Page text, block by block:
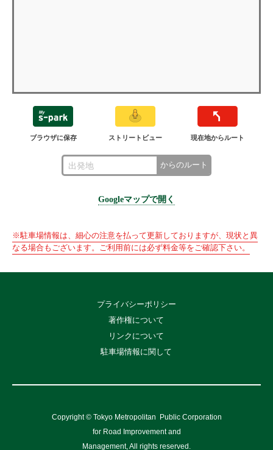
ブラウザに保存 ストリートビュー 現在地からルート
からのルート
Googleマップで開く
※駐車場情報は、細心の注意を払って更新しておりますが、現状と異
なる場合もございます。ご利用前には必ず料金等をご確認下さい。
プライバシーポリシー
著作権について
リンクについて
駐車場情報に関して
Copyright © Tokyo Metropolitan
Public Corporation
for Road Improvement and
Management, All rights reserved.